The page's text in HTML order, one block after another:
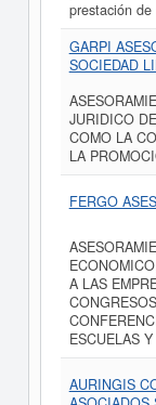
prestación
GARPI
SOCIEDAD
JURIDICO
COMO LA
LA
FERGO
A LAS
ESCUELAS
AURINGIS